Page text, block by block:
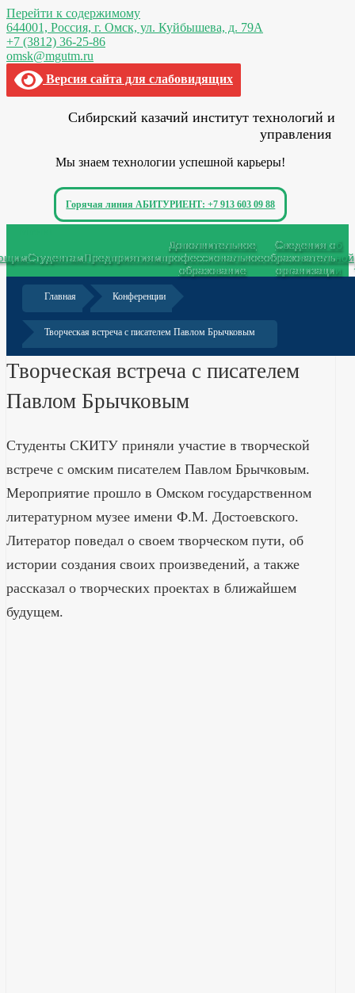
Перейти к содержимому
644001, Россия, г. Омск, ул. Куйбышева, д. 79А
+7 (3812) 36-25-86
omsk@mgutm.ru
Версия сайта для слабовидящих
Сибирский казачий институт технологий и
управления
Мы знаем технологии успешной карьеры!
Горячая линия АБИТУРИЕНТ: +7 913 603 09 88
СтудентамПредприятиям
Дополнительное
профессиональное
образование
Сведения об
образовательной
организации
Главная Конференции
Творческая встреча с писателем Павлом Брычковым
Творческая встреча с писателем
Павлом Брычковым
Студенты СКИТУ приняли участие в творческой
встрече с омским писателем Павлом Брычковым.
Мероприятие прошло в Омском государственном
литературном музее имени Ф.М. Достоевского.
Литератор поведал о своем творческом пути, об
истории создания своих произведений, а также
рассказал о творческих проектах в ближайшем
будущем.